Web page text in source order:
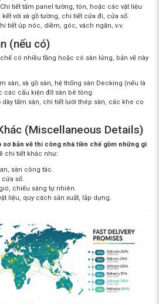
Chi tiết tấm panel tường, tôn, hoặc các vật liệu
với xà gồ tường, chi tiết cửa đi, cửa sổ.
tiết úp nóc, diềm, góc, vách ngăn, v.v.
(nếu có)
có nhiều tầng hoặc có sàn lửng, bản vẽ này
sàn, xà gồ sàn, hệ thống sàn Decking (nếu là
các cấu kiện đỡ sàn bê tông.
dày tấm sàn, chi tiết lưới thép sàn, các khe co
(Miscellaneous Details)
sơ bản vẽ thi công nhà tiền chế gồm những gì
chi tiết khác như:
sàn công tác.
cửa sổ.
chiếu sáng tự nhiên.
liệu, quy cách sản xuất, lắp dựng.